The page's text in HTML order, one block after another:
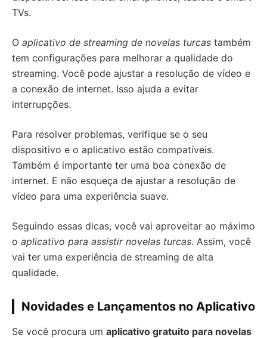
TVs.
O aplicativo de streaming de novelas turcas também
tem configurações para melhorar a qualidade do
streaming. Você pode ajustar a resolução de vídeo e
a conexão de internet. Isso ajuda a evitar
interrupções.
Para resolver problemas, verifique se o seu
dispositivo e o aplicativo estão compatíveis.
Também é importante ter uma boa conexão de
internet. E não esqueça de ajustar a resolução de
vídeo para uma experiência suave.
Seguindo essas dicas, você vai aproveitar ao máximo
o aplicativo para assistir novelas turcas. Assim, você
vai ter uma experiência de streaming de alta
qualidade.
Novidades e Lançamentos no Aplicativo
Se você procura um aplicativo gratuito para novelas